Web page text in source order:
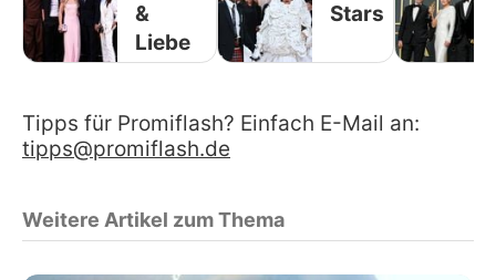
&
Liebe
Stars
Tipps für Promiflash? Einfach E-Mail an:
tipps@promiflash.de
Weitere Artikel zum Thema